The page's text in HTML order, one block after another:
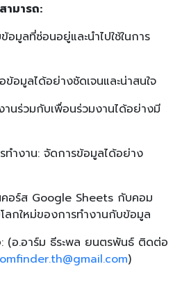
ามารถ:
อมูลที่ซ่อนอยู่และนำไปใช้ในการ
ข้อมูลได้อย่างชัดเจนและน่าสนใจ
นร่วมกับเพื่อนร่วมงานได้อย่างมี
ทำงาน: จัดการข้อมูลได้อย่าง
คอร์ส Google Sheets กับคอม
ลกใหม่ของการทำงานกับข้อมูล
: (อ.อาร์ม ธีระพล ยนตรพันธ์ ติดต่อ
)
หาดใหญ่ วิเคราะห์ข้อมูลเชิงลึก สร้าง